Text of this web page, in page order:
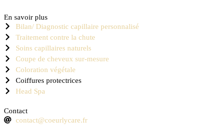
En savoir plus
Bilan/ Diagnostic capillaire personnalisé
Traitement contre la chute
Soins capillaires naturels
Coupe de cheveux sur-mesure
Coloration végétale
Coiffures protectrices
Head Spa
Contact
contact@coeurlycare.fr